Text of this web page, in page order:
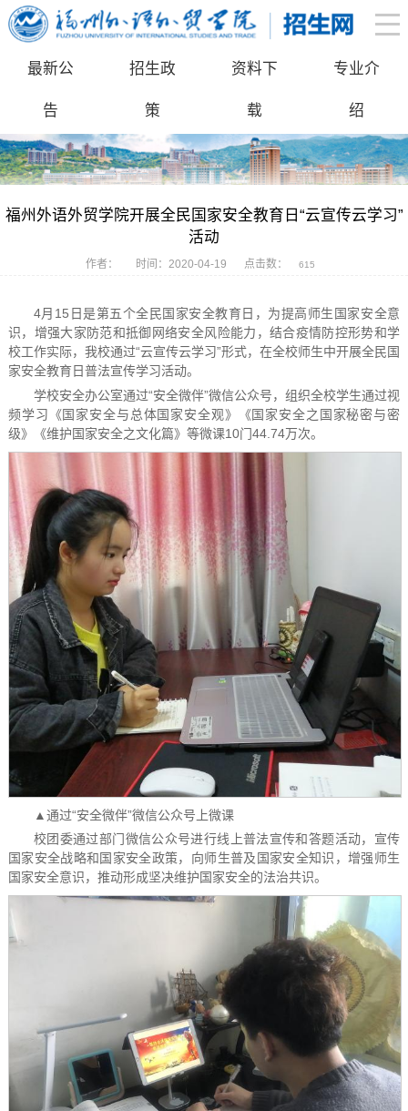
最新公
告
招生政
策
资料下
载
专业介
绍
福州外语外贸学院开展全民国家安全教育日“云宣传云学习”
活动
作者： 时间：2020-04-19 点击数： 615
4月15日是第五个全民国家安全教育日，为提高师生国家安全意
识，增强大家防范和抵御网络安全风险能力，结合疫情防控形势和学
校工作实际，我校通过“云宣传云学习”形式，在全校师生中开展全民国
家安全教育日普法宣传学习活动。
学校安全办公室通过“安全微伴”微信公众号，组织全校学生通过视
频学习《国家安全与总体国家安全观》《国家安全之国家秘密与密
级》《维护国家安全之文化篇》等微课10门44.74万次。
▲通过“安全微伴”微信公众号上微课
校团委通过部门微信公众号进行线上普法宣传和答题活动，宣传
国家安全战略和国家安全政策，向师生普及国家安全知识，增强师生
国家安全意识，推动形成坚决维护国家安全的法治共识。